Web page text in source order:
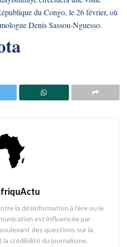
du Congo, le 26 février, où
Denis Sassou-Nguesso.
la désinformation à l'ère ou le
est influencée par
des questions sur la
la crédibilité du journalisme.